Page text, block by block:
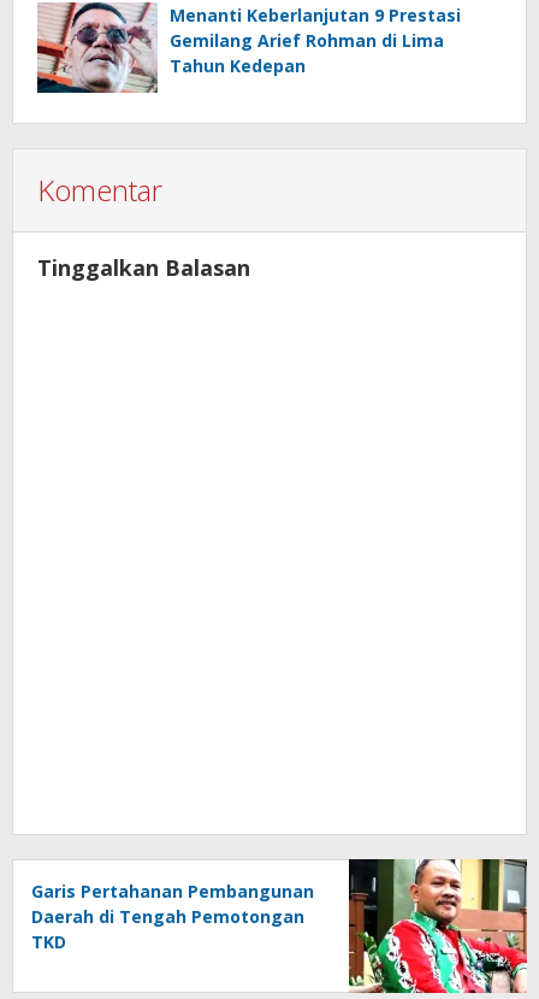
Menanti Keberlanjutan 9 Prestasi
Gemilang Arief Rohman di Lima
Tahun Kedepan
Komentar
Tinggalkan Balasan
Garis Pertahanan Pembangunan
Daerah di Tengah Pemotongan
TKD